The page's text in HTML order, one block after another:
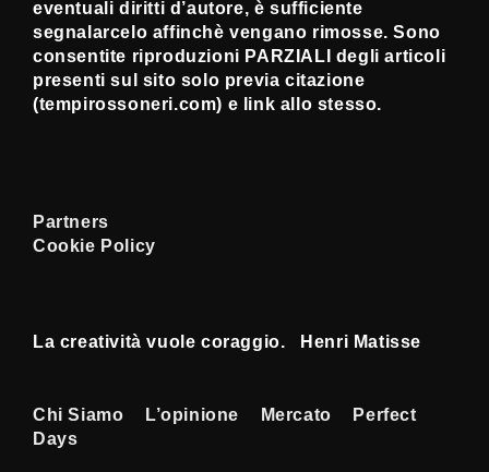
eventuali diritti d’autore, è sufficiente
segnalarcelo affinchè vengano rimosse. Sono
consentite riproduzioni PARZIALI degli articoli
presenti sul sito solo previa citazione
(tempirossoneri.com) e link allo stesso.
Partners
Cookie Policy
La creatività vuole coraggio. Henri Matisse
Menu
Footer
Chi Siamo L’opinione Mercato
Perfect
Days